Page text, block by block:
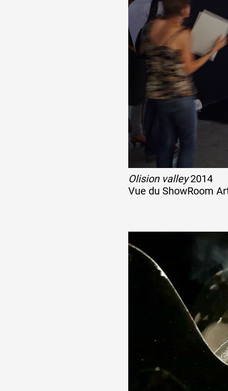
Partenaires
Actions
Documentation
Visites d'ateliers
Formation
Événements
1% œuvres
Réseau
Olision valley2014
Vue du ShowRoom